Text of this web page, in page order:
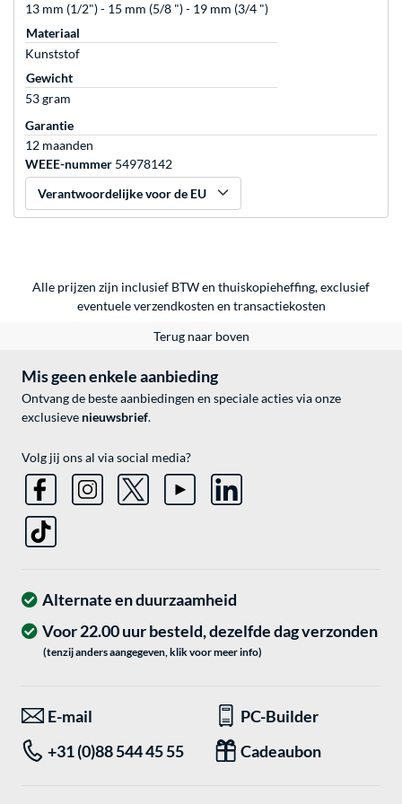
13 mm (1/2") - 15 mm (5/8 ") - 19 mm (3/4 ")
Materiaal
Kunststof
Gewicht
53 gram
Garantie
12 maanden
WEEE-nummer 54978142
Verantwoordelijke voor de EU
Alle prijzen zijn inclusief BTW en thuiskopieheffing, exclusief
eventueleverzendkosten en transactiekosten
Terug naar boven
Mis geen enkele aanbieding
Ontvang de beste aanbiedingen en speciale acties via onze
exclusieve nieuwsbrief.
Volg jij ons al via social media?
Alternate en duurzaamheid
Voor 22.00 uur besteld, dezelfde dag verzonden
(tenzij anders aangegeven, klik voor meer info)
E-mail
PC-Builder
+31 (0)88 544 45 55
Cadeaubon